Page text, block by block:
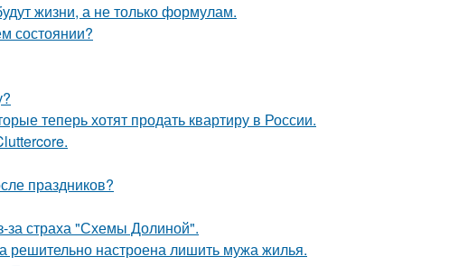
жизни, а не только формулам.
состоянии?
теперь хотят продать квартиру в России.
праздников?
за страха "Схемы Долиной".
решительно настроена лишить мужа жилья.